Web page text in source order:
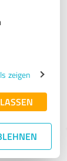
zeigen
- mit